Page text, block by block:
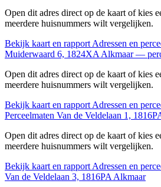
Open dit adres direct op de kaart of kies
meerdere huisnummers wilt vergelijken.
Bekijk kaart en rapport Adressen en
Muiderwaard 6, 1824XA Alkmaar —
Open dit adres direct op de kaart of kies
meerdere huisnummers wilt vergelijken.
Bekijk kaart en rapport Adressen en
Perceelmaten Van de Veldelaan 1,
Open dit adres direct op de kaart of kies
meerdere huisnummers wilt vergelijken.
Bekijk kaart en rapport Adressen en
Van de Veldelaan 3, 1816PA Alkmaar